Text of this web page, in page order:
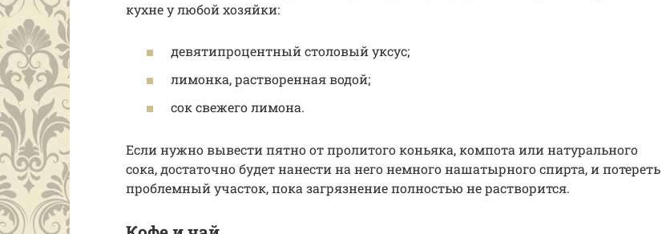
кухне у любой хозяйки:
девятипроцентный столовый уксус;
лимонка, растворенная водой;
сок свежего лимона.
Если нужно вывести пятно от пролитого коньяка, компота или натурального
сока, достаточно будет нанести на него немного нашатырного спирта, и потереть
проблемный участок, пока загрязнение полностью не растворится.